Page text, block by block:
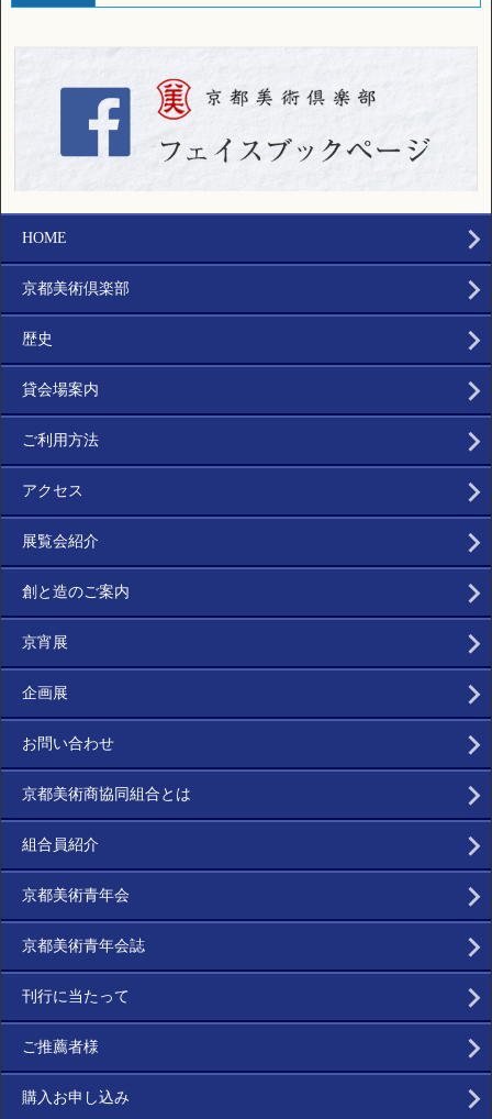
HOME
京都美術倶楽部
歴史
貸会場案内
ご利用方法
アクセス
展覧会紹介
創と造のご案内
京宵展
企画展
お問い合わせ
京都美術商協同組合とは
組合員紹介
京都美術青年会
京都美術青年会誌
刊行に当たって
ご推薦者様
購入お申し込み